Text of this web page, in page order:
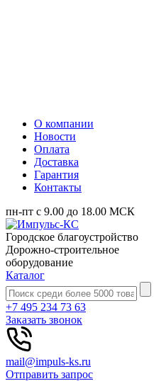
О компании
Новости
Оплата
Доставка
Гарантия
Контакты
пн-пт с 9.00 до 18.00 МСК
Городское благоустройство
Дорожно-строительное
оборудование
Каталог
+7 495 234 73 63
Заказать звонок
mail@impuls-ks.ru
Отправить запрос